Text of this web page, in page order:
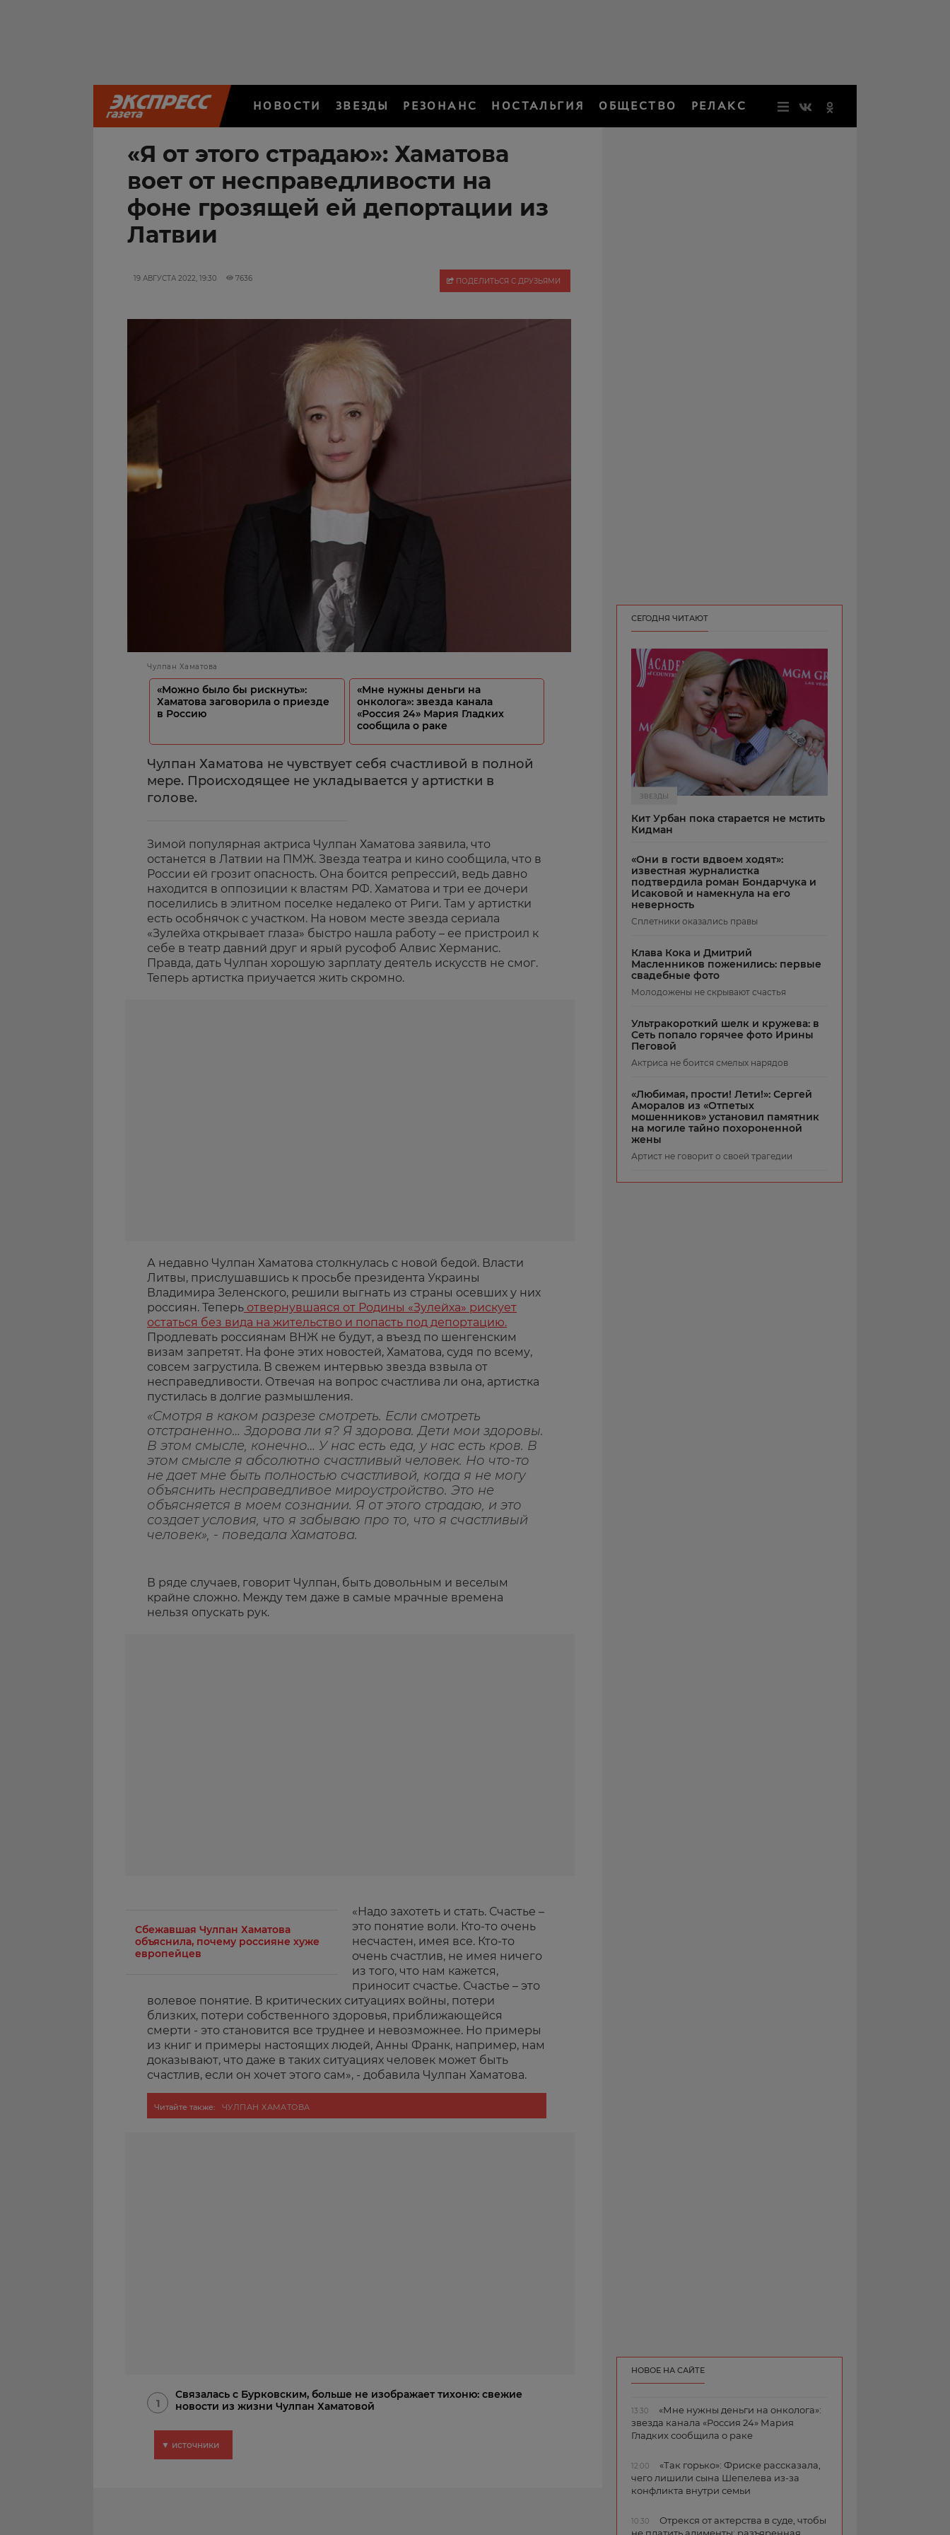
НОВОСТИ ЗВЕЗДЫ РЕЗОНАНС НОСТАЛЬГИЯ ОБЩЕСТВО РЕЛАКС
«Я от этого страдаю»: Хаматова
воет от несправедливости на
фоне грозящей ей депортации из
Латвии
19 АВГУСТА 2022, 19:30 7636 ПОДЕЛИТЬСЯ С ДРУЗЬЯМИ
Чулпан Хаматова
«Можно было бы рискнуть»:
Хаматова заговорила о приезде
в Россию
«Мне нужны деньги на
онколога»: звезда канала
«Россия 24» Мария Гладких
сообщила о раке
Чулпан Хаматова не чувствует себя счастливой в полной
мере. Происходящее не укладывается у артистки в
голове.
Зимой популярная актриса Чулпан Хаматова заявила, что
останется в Латвии на ПМЖ. Звезда театра и кино сообщила, что в
России ей грозит опасность. Она боится репрессий, ведь давно
находится в оппозиции к властям РФ. Хаматова и три ее дочери
поселились в элитном поселке недалеко от Риги. Там у артистки
есть особнячок с участком. На новом месте звезда сериала
«Зулейха открывает глаза» быстро нашла работу – ее пристроил к
себе в театр давний друг и ярый русофоб Алвис Херманис.
Правда, дать Чулпан хорошую зарплату деятель искусств не смог.
Теперь артистка приучается жить скромно.
А недавно Чулпан Хаматова столкнулась с новой бедой. Власти
Литвы, прислушавшись к просьбе президента Украины
Владимира Зеленского, решили выгнать из страны осевших у них
россиян. Теперь отвернувшаяся от Родины «Зулейха» рискует
остаться без вида на жительство и попасть под депортацию.
Продлевать россиянам ВНЖ не будут, а въезд по шенгенским
визам запретят. На фоне этих новостей, Хаматова, судя по всему,
совсем загрустила. В свежем интервью звезда взвыла от
несправедливости. Отвечая на вопрос счастлива ли она, артистка
пустилась в долгие размышления.
«Смотря в каком разрезе смотреть. Если смотреть
отстраненно… Здорова ли я? Я здорова. Дети мои здоровы.
В этом смысле, конечно… У нас есть еда, у нас есть кров. В
этом смысле я абсолютно счастливый человек. Но что-то
не дает мне быть полностью счастливой, когда я не могу
объяснить несправедливое мироустройство. Это не
объясняется в моем сознании. Я от этого страдаю, и это
создает условия, что я забываю про то, что я счастливый
человек», - поведала Хаматова.
В ряде случаев, говорит Чулпан, быть довольным и веселым
крайне сложно. Между тем даже в самые мрачные времена
нельзя опускать рук.
Сбежавшая Чулпан Хаматова
объяснила, почему россияне хуже
европейцев
«Надо захотеть и стать. Счастье –
это понятие воли. Кто-то очень
несчастен, имея все. Кто-то
очень счастлив, не имея ничего
из того, что нам кажется,
приносит счастье. Счастье – это
волевое понятие. В критических ситуациях войны, потери
близких, потери собственного здоровья, приближающейся
смерти - это становится все труднее и невозможнее. Но примеры
из книг и примеры настоящих людей, Анны Франк, например, нам
доказывают, что даже в таких ситуациях человек может быть
счастлив, если он хочет этого сам», - добавила Чулпан Хаматова.
Читайте также: ЧУЛПАН ХАМАТОВА
1
Связалась с Бурковским, больше не изображает тихоню: свежие
новости из жизни Чулпан Хаматовой
▼ источники
СЕГОДНЯ ЧИТАЮТ
ЗВЕЗДЫ
Кит Урбан пока старается не мстить
Кидман
«Они в гости вдвоем ходят»:
известная журналистка
подтвердила роман Бондарчука и
Исаковой и намекнула на его
неверность
Сплетники оказались правы
Клава Кока и Дмитрий
Масленников поженились: первые
свадебные фото
Молодожены не скрывают счастья
Ультракороткий шелк и кружева: в
Сеть попало горячее фото Ирины
Пеговой
Актриса не боится смелых нарядов
«Любимая, прости! Лети!»: Сергей
Аморалов из «Отпетых
мошенников» установил памятник
на могиле тайно похороненной
жены
Артист не говорит о своей трагедии
НОВОЕ НА САЙТЕ
13:30
«Мне нужны деньги на онколога»:
звезда канала «Россия 24» Мария
Гладких сообщила о раке
12:00
«Так горько»: Фриске рассказала,
чего лишили сына Шепелева из-за
конфликта внутри семьи
10:30
Отрекся от актерства в суде, чтобы